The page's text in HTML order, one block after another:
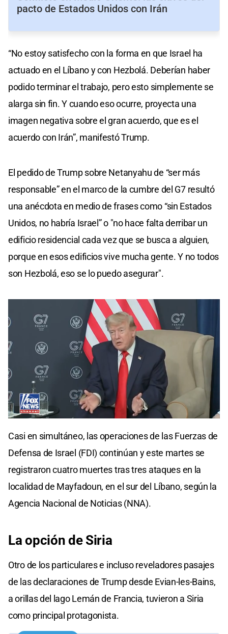
pacto de Estados Unidos con Irán
“No estoy satisfecho con la forma en que Israel ha
actuado en el Líbano y con Hezbolá. Deberían haber
podido terminar el trabajo, pero esto simplemente se
alarga sin fin. Y cuando eso ocurre, proyecta una
imagen negativa sobre el gran acuerdo, que es el
acuerdo con Irán”, manifestó Trump.
El pedido de Trump sobre Netanyahu de “ser más
responsable” en el marco de la cumbre del G7 resultó
una anécdota en medio de frases como “sin Estados
Unidos, no habría Israel” o "no hace falta derribar un
edificio residencial cada vez que se busca a alguien,
porque en esos edificios vive mucha gente. Y no todos
son Hezbolá, eso se lo puedo asegurar".
of
seconds
Casi en simultáneo, las operaciones de las Fuerzas de
Defensa de Israel (FDI) continúan y este martes se
registraron cuatro muertes tras tres ataques en la
localidad de Mayfadoun, en el sur del Líbano, según la
Agencia Nacional de Noticias (NNA).
La opción de Siria
Otro de los particulares e incluso reveladores pasajes
de las declaraciones de Trump desde Evian-les-Bains,
a orillas del lago Lemán de Francia, tuvieron a Siria
como principal protagonista.